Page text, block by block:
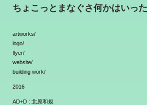
ちょこっとまなぐさ何かはいっ
artworks/
logo/
flyer/
website/
building work/
2016
AD+D : 北原和規